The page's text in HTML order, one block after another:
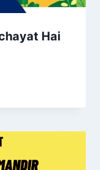
Hai